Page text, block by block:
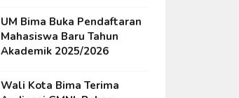
UM Bima Buka Pendaftaran
Mahasiswa Baru Tahun
Akademik 2025/2026
Wali Kota Bima Terima